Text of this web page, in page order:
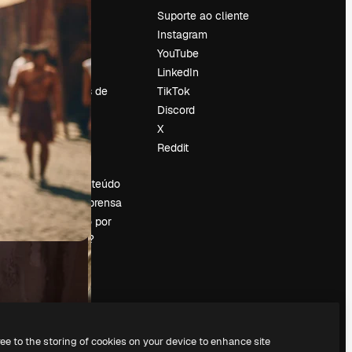
Preços
Reviews
Emprego
Tendências de
pesquisa
Blog
Eventos
Slidesgo
Vender conteúdo
Sala de imprensa
Procurando por
magnific.ai?
Suporte ao cliente
Instagram
YouTube
LinkedIn
TikTok
Discord
X
Reddit
to the storing of cookies on your device to enhance site